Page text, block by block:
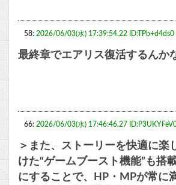
58: 2026/06/03(水) 17:39:54.22 ID:TPb+d4ds0
最終章でエアリス復活するんか
66: 2026/06/03(水) 17:46:46.27
＞また、ストーリーを快適に楽
けた“ゲームブースト機能”も搭
にすることで、HP・MPが常に